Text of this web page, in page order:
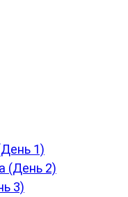
1)
(День 2)
3)